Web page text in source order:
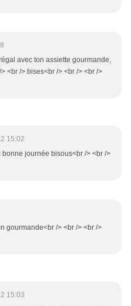
avec ton assiette gourmande,
<br /> bises<br /> <br /> <br />
15:02
bonne journée bisous<br /> <br />
gourmande<br /> <br /> <br />
15:03